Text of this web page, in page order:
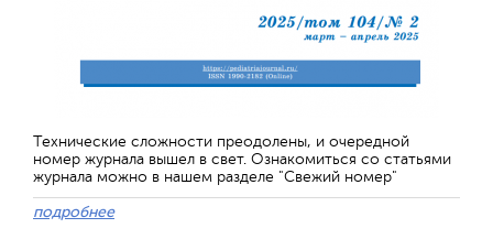
Технические сложности преодолены, и очередной
номер журнала вышел в свет. Ознакомиться со статьями
журнала можно в нашем разделе "Свежий номер"
подробнее